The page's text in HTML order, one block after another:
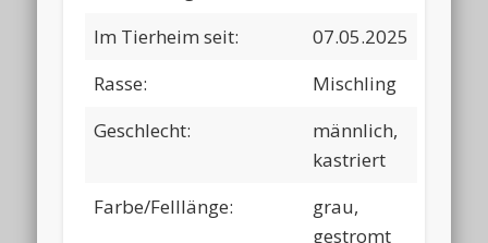
Im Tierheim seit:
07.05.2025
Rasse:
Mischling
Geschlecht:
männlich,
kastriert
Farbe/Felllänge:
grau,
gestromt